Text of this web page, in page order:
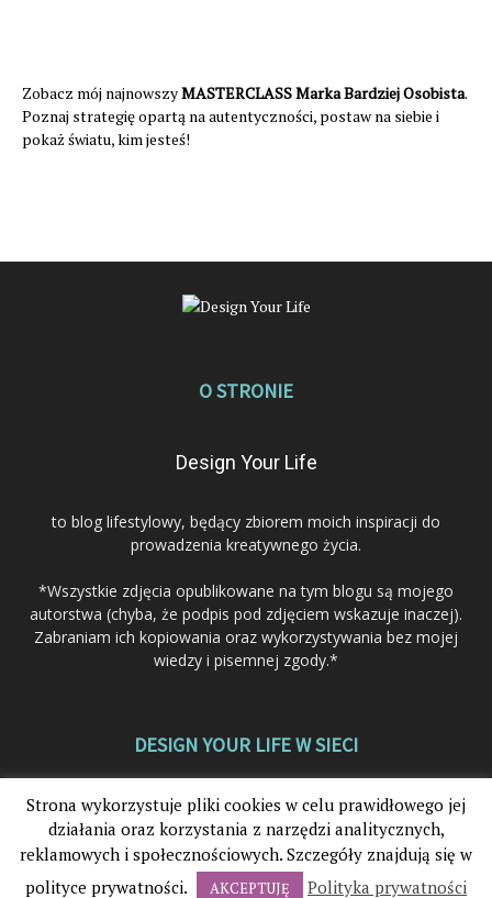
Zobacz mój najnowszyMASTERCLASS Marka Bardziej Osobista.
Poznaj strategię opartą na autentyczności, postaw na siebie i
pokaż światu, kim jesteś!
O STRONIE
Design Your Life
to blog lifestylowy, będący zbiorem moich inspiracji do
prowadzenia kreatywnego życia.
*Wszystkie zdjęcia opublikowane na tym blogu są mojego
autorstwa (chyba, że podpis pod zdjęciem wskazuje inaczej).
Zabraniam ich kopiowania oraz wykorzystywania bez mojej
wiedzy i pisemnej zgody.*
DESIGN YOUR LIFE W SIECI
© 2012-2025. Design Your Life®. Wszystkie prawa zastrzeżone.
Strona wykorzystuje pliki cookies w celu prawidłowego jej
działania oraz korzystania z narzędzi analitycznych,
reklamowych i społecznościowych. Szczegóły znajdują się w
polityce prywatności.
AKCEPTUJĘ Polityka prywatności